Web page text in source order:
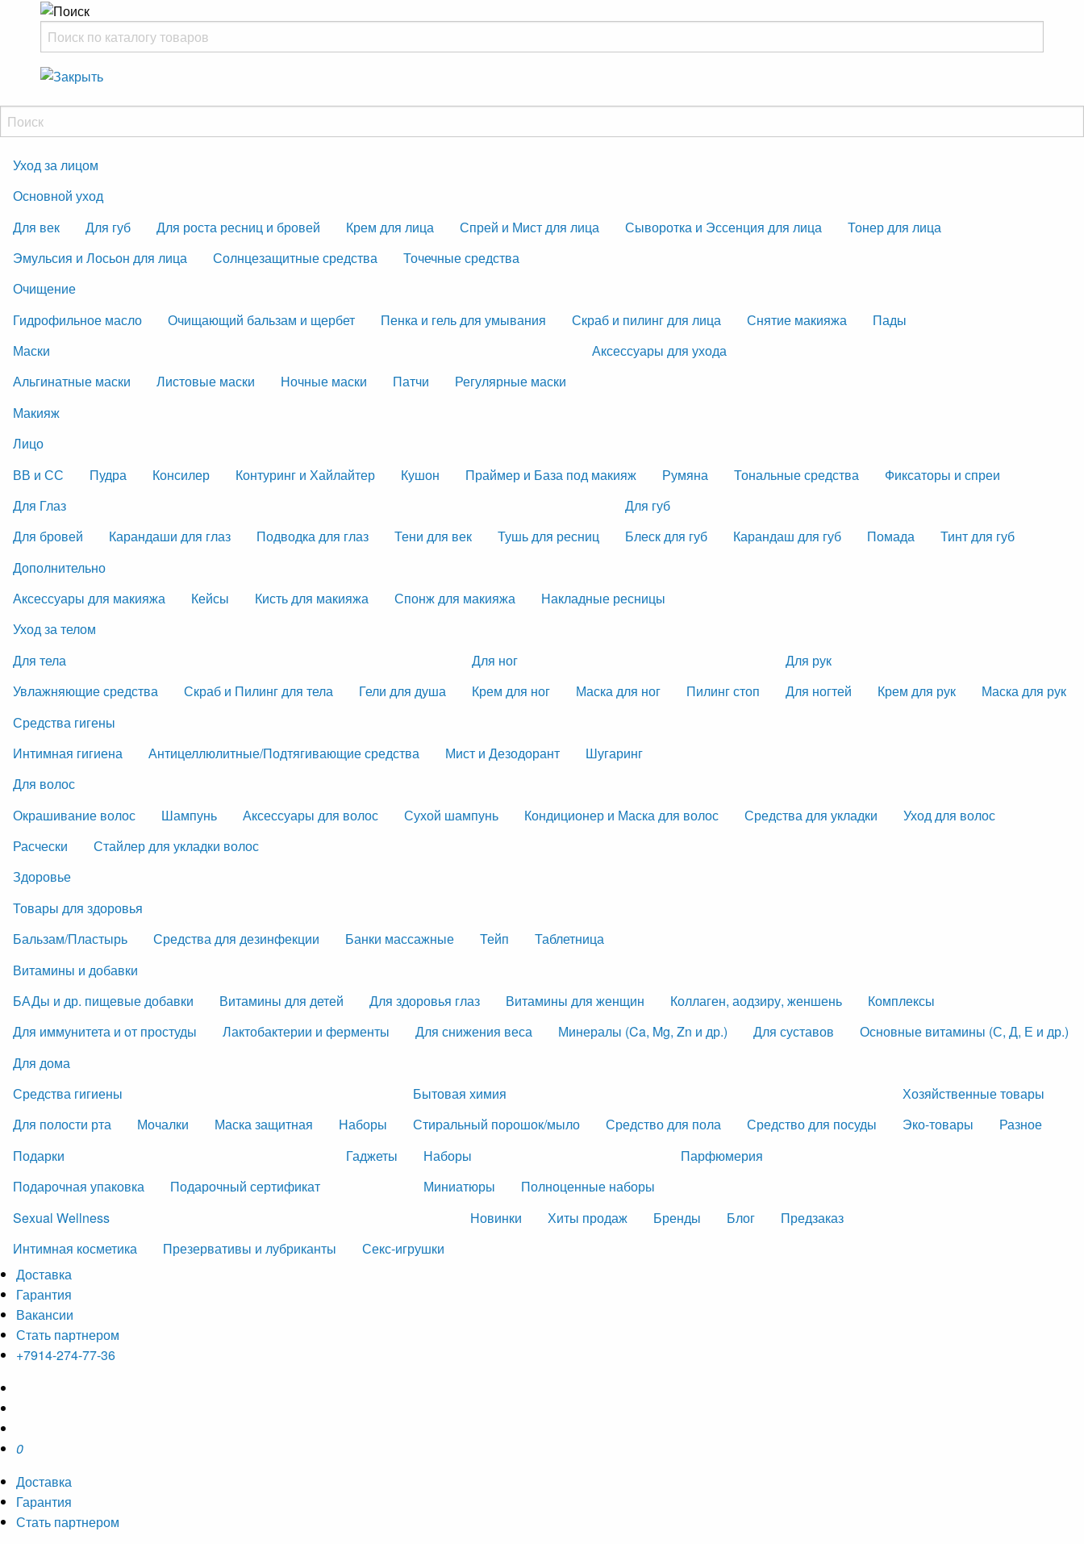
Уход за лицом
Основной уход
Для век
Для губ Для роста ресниц и бровей Крем для лица Спрей и Мист для лица Сыворотка и Эссенция для лица
Тонер для лица
Эмульсия и Лосьон для лица
Солнцезащитные средства
Точечные средства
Очищение
Гидрофильное масло
Очищающий бальзам и щербет Пенка и гель для умывания Скраб и пилинг для лица Снятие макияжа
Пады
Маски
Альгинатные маски
Листовые маски Ночные маски Патчи Регулярные маски
Аксессуары для ухода
Макияж
Лицо
ВВ и СС
Пудра Консилер Контуринг и Хайлайтер Кушон Праймер и База под макияж Румяна Тональные средства
Фиксаторы и спреи
Для Глаз
Для бровей
Карандаши для глаз Подводка для глаз Тени для век Тушь для ресниц
Для губ
Блеск для губ
Карандаш для губ Помада
Тинт для губ
Дополнительно
Аксессуары для макияжа
Кейсы Кисть для макияжа Спонж для макияжа
Накладные ресницы
Уход за телом
Для тела
Увлажняющие средства
Скраб и Пилинг для тела Гели для душа
Для ног
Крем для ног
Маска для ног Пилинг стоп
Для рук
Для ногтей
Крем для рук
Маска для рук
Средства гигены
Интимная гигиена
Антицеллюлитные/Подтягивающие средства Мист и Дезодорант
Шугаринг
Для волос
Окрашивание волос
Шампунь Аксессуары для волос Сухой шампунь Кондиционер и Маска для волос Средства для укладки
Уход для волос
Расчески
Стайлер для укладки волос
Здоровье
Товары для здоровья
Бальзам/Пластырь
Средства для дезинфекции Банки массажные Тейп
Таблетница
Витамины и добавки
БАДы и др. пищевые добавки
Витамины для детей Для здоровья глаз Витамины для женщин Коллаген, аодзиру, женшень
Комплексы
Для иммунитета и от простуды
Лактобактерии и ферменты Для снижения веса Минералы (Ca, Mg, Zn и др.) Для суставов
Основные витамины (С, Д, Е и др.)
Для дома
Средства гигиены
Для полости рта
Мочалки Маска защитная Наборы
Бытовая химия
Стиральный порошок/мыло
Средство для пола Средство для посуды
Хозяйственные товары
Эко-товары
Разное
Подарки
Подарочная упаковка
Подарочный сертификат
Гаджеты
Наборы
Миниатюры
Полноценные наборы
Парфюмерия
Sexual Wellness
Интимная косметика
Презервативы и лубриканты Секс-игрушки
Новинки Хиты продаж Бренды Блог Предзаказ
Доставка
Гарантия
Вакансии
Стать партнером
+7914-274-77-36
0
Доставка
Гарантия
Стать партнером